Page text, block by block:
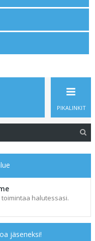
PIKALINKIT
toimintaa halutessasi.
jäseneksi!